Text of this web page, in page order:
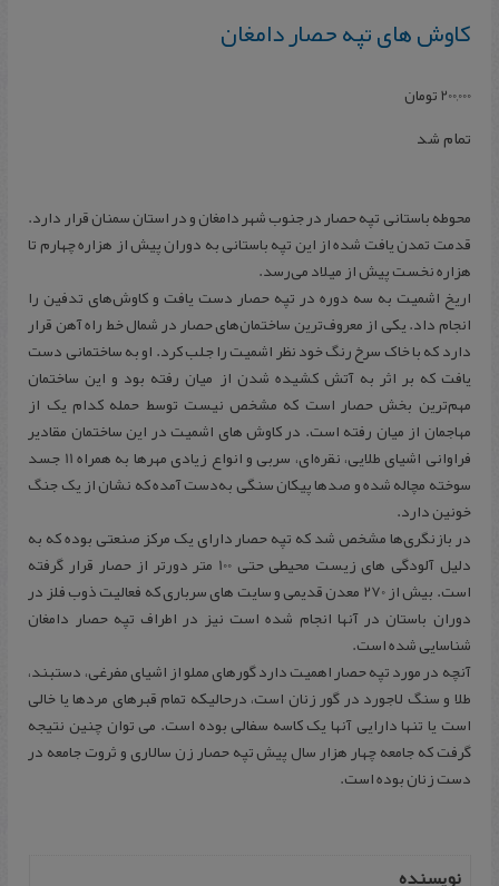
کاوش های تپه حصار دامغان
200,000تومان
تمام شد
محوطه باستانی تپه حصار در جنوب شهر دامغان و در استان سمنان قرار دارد.
قدمت تمدن یافت شده از این تپه باستانی به دوران پیش از هزاره چهارم تا
هزاره نخست پیش از میلاد می‌رسد.
اریخ اشمیت به سه دوره در تپه حصار دست یافت و کاوش‌های تدفین را
انجام داد. یکی از معروف‌ترین ساختمان‌های حصار در شمال خط راه‌ آهن قرار
دارد که با خاک سرخ رنگ خود نظر اشمیت را جلب کرد. او به ساختمانی دست
یافت که بر اثر به‌ آتش کشیده شدن از میان رفته بود و این ساختمان
مهم‌ترین بخش حصار است که مشخص نیست توسط حمله کدام‌ یک از
مهاجمان از میان رفته است. در کاوش‌ های اشمیت در این ساختمان مقادیر
فراوانی اشیای طلایی، نقره‌ای، سربی و انواع زیادی مهرها به همراه 11 جسد
سوخته مچاله شده و صدها پیکان سنگی به‌دست آمده که نشان از یک جنگ
خونین دارد.
در بازنگری‌ها مشخص شد که تپه حصار دارای یک مرکز صنعتی بوده که به‌
دلیل آلودگی‌ های زیست‌ محیطی حتی 100 متر دورتر از حصار قرار گرفته
است. بیش از 270 معدن قدیمی و سایت‌ های سرباری که فعالیت ذوب فلز در
دوران باستان در آنها انجام شده است نیز در اطراف تپه حصار دامغان
شناسایی شده است.
آنچه در مورد تپه حصار اهمیت دارد گورهای مملو از اشیای مفرغی، دستبند،
طلا و سنگ لاجورد در گور زنان است، درحالیکه تمام قبرهای مردها یا خالی
است یا تنها دارایی آنها یک‌ کاسه سفالی بوده است. می توان چنین نتیجه
گرفت که جامعه چهار هزار سال پیش تپه حصار زن سالاری و ثروت جامعه در
دست زنان بوده است.
نویسنده